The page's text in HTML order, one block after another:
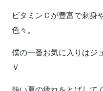
ビタミンＣが豊富で刺身
色々。
僕の一番お気に入りはジ
Ｖ